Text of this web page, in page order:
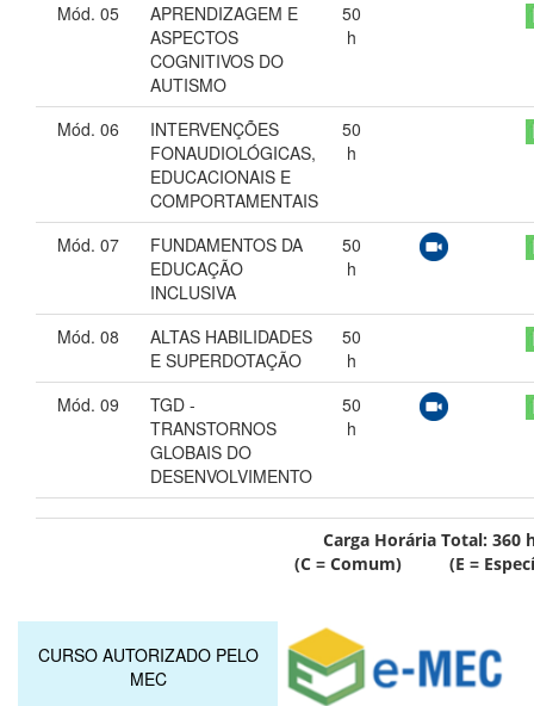
Mód. 05
APRENDIZAGEM E
ASPECTOS
COGNITIVOS DO
AUTISMO
50
h
Mód. 06
INTERVENÇÕES
FONAUDIOLÓGICAS,
EDUCACIONAIS E
COMPORTAMENTAIS
50
h
Mód. 07
FUNDAMENTOS DA
EDUCAÇÃO
INCLUSIVA
50
h
Mód. 08
ALTAS HABILIDADES
E SUPERDOTAÇÃO
50
h
Mód. 09
TGD -
TRANSTORNOS
GLOBAIS DO
DESENVOLVIMENTO
50
h
Carga Horária Total: 360
(C = Comum) (E =
CURSO AUTORIZADO PELO
MEC